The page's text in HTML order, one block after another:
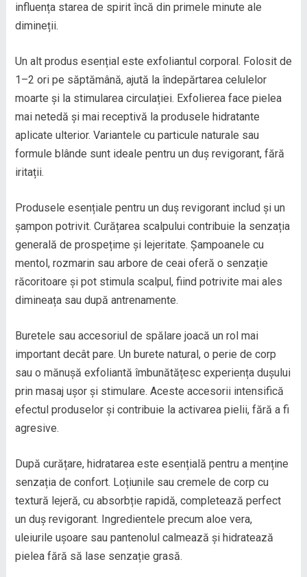
influența starea de spirit încă din primele minute ale
dimineții.
Un alt produs esențial este exfoliantul corporal. Folosit de
1–2 ori pe săptămână, ajută la îndepărtarea celulelor
moarte și la stimularea circulației. Exfolierea face pielea
mai netedă și mai receptivă la produsele hidratante
aplicate ulterior. Variantele cu particule naturale sau
formule blânde sunt ideale pentru un duș revigorant, fără
iritații.
Produsele esențiale pentru un duș revigorant includ și un
șampon potrivit. Curățarea scalpului contribuie la senzația
generală de prospețime și lejeritate. Șampoanele cu
mentol, rozmarin sau arbore de ceai oferă o senzație
răcoritoare și pot stimula scalpul, fiind potrivite mai ales
dimineața sau după antrenamente.
Buretele sau accesoriul de spălare joacă un rol mai
important decât pare. Un burete natural, o perie de corp
sau o mănușă exfoliantă îmbunătățesc experiența dușului
prin masaj ușor și stimulare. Aceste accesorii intensifică
efectul produselor și contribuie la activarea pielii, fără a fi
agresive.
După curățare, hidratarea este esențială pentru a menține
senzația de confort. Loțiunile sau cremele de corp cu
textură lejeră, cu absorbție rapidă, completează perfect
un duș revigorant. Ingredientele precum aloe vera,
uleiurile ușoare sau pantenolul calmează și hidratează
pielea fără să lase senzație grasă.